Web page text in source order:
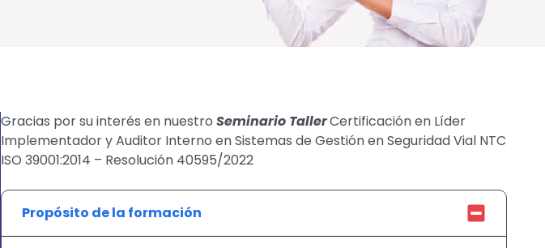
Gracias por su interés en nuestro Seminario TallerCertificación en Líder
Implementador y Auditor Interno en Sistemas de Gestión en Seguridad Vial NTC
ISO 39001:2014 – Resolución 40595/2022
Propósito de la formación